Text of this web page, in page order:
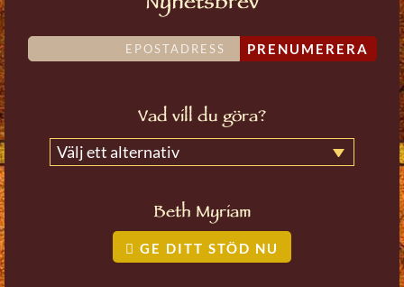
PRENUMERERA
Vad vill du göra?
Välj ett alternativ
Beth Myriam
GE DITT STÖD NU